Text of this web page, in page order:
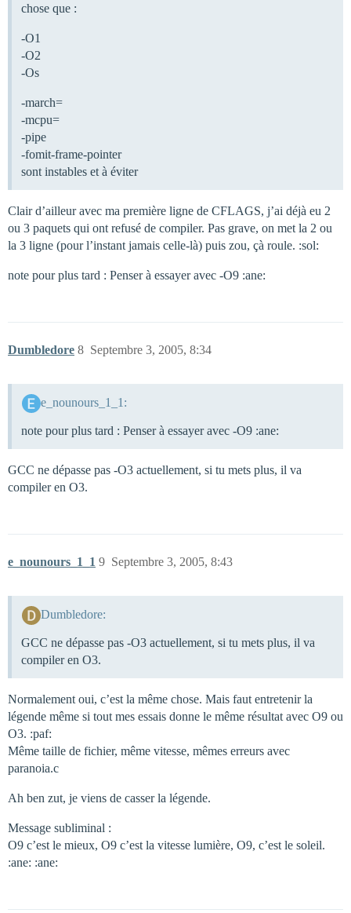
chose que :
-O1
-O2
-Os
-march=
-mcpu=
-pipe
-fomit-frame-pointer
sont instables et à éviter
Clair d’ailleur avec ma première ligne de CFLAGS, j’ai déjà eu 2
ou 3 paquets qui ont refusé de compiler. Pas grave, on met la 2 ou
la 3 ligne (pour l’instant jamais celle-là) puis zou, çà roule. :sol:
note pour plus tard : Penser à essayer avec -O9 :ane:
Dumbledore Septembre 3, 2005, 8:34
8
e_nounours_1_1:
note pour plus tard : Penser à essayer avec -O9 :ane:
GCC ne dépasse pas -O3 actuellement, si tu mets plus, il va
compiler en O3.
e_nounours_1_1 Septembre 3, 2005, 8:43
9
Dumbledore:
GCC ne dépasse pas -O3 actuellement, si tu mets plus, il va
compiler en O3.
Normalement oui, c’est la même chose. Mais faut entretenir la
légende même si tout mes essais donne le même résultat avec O9 ou
O3. :paf:
Même taille de fichier, même vitesse, mêmes erreurs avec
paranoia.c
Ah ben zut, je viens de casser la légende.
Message subliminal :
O9 c’est le mieux, O9 c’est la vitesse lumière, O9, c’est le soleil.
:ane: :ane: